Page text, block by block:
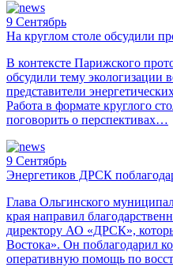
9 Сентябрь
На круглом столе обсудили
В контексте Парижского
обсудили тему экологизации
представители
Работа в формате круглого
поговорить о перспективах…
9 Сентябрь
Энергетиков ДРСК
Глава Ольгинского
края направил
директору АО «ДРСК»,
Востока». Он поблагодарил
оперативную помощь по